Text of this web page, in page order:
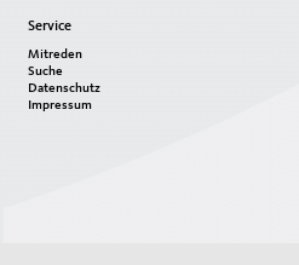
Service
Mitreden
Suche
Datenschutz
Impressum